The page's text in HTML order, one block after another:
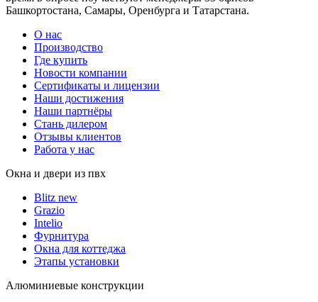
Башкортостана, Самары, Оренбурга и Татарстана.
О нас
Производство
Где купить
Новости компании
Сертификаты и лицензии
Наши достижения
Наши партнёры
Стань дилером
Отзывы клиентов
Работа у нас
Окна и двери из пвх
Blitz new
Grazio
Intelio
Фурнитура
Окна для коттеджа
Этапы установки
Алюминиевые конструкции